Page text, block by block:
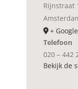
Rijnstraat
+
Telefoon
020 – 442
Bekijk de